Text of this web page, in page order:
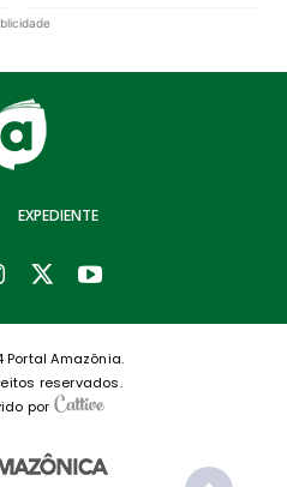
EXPEDIENTE
Portal Amazônia.
reservados.
por